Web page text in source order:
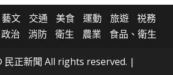
藝文 交通 美食 運動 旅遊
祱務
政治 消防 衛生 農業 食品、衛生
正新聞 All rights reserved. |